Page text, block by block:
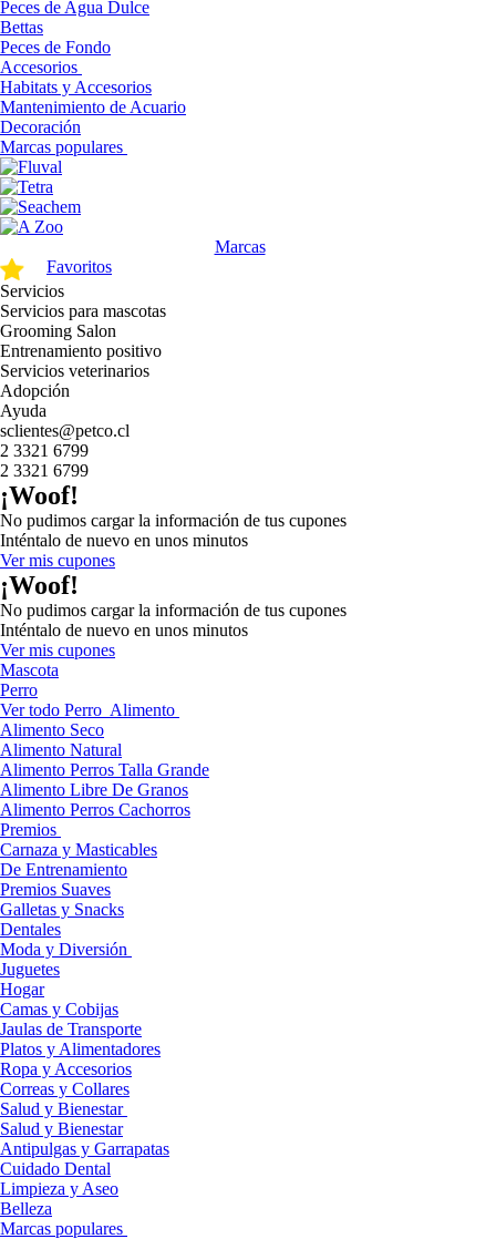
Peces de Agua Dulce
Bettas
Peces de Fondo
Accesorios
Habitats y Accesorios
Mantenimiento de Acuario
Decoración
Marcas populares
Marcas
Favoritos
Servicios
Servicios para mascotas
Grooming Salon
Entrenamiento positivo
Servicios veterinarios
Adopción
Ayuda
sclientes@petco.cl
2 3321 6799
2 3321 6799
¡Woof!
No pudimos cargar la información de tus cupones
Inténtalo de nuevo en unos minutos
Ver mis cupones
¡Woof!
No pudimos cargar la información de tus cupones
Inténtalo de nuevo en unos minutos
Ver mis cupones
Mascota
Perro
Ver todo Perro Alimento
Alimento Seco
Alimento Natural
Alimento Perros Talla Grande
Alimento Libre De Granos
Alimento Perros Cachorros
Premios
Carnaza y Masticables
De Entrenamiento
Premios Suaves
Galletas y Snacks
Dentales
Moda y Diversión
Juguetes
Hogar
Camas y Cobijas
Jaulas de Transporte
Platos y Alimentadores
Ropa y Accesorios
Correas y Collares
Salud y Bienestar
Salud y Bienestar
Antipulgas y Garrapatas
Cuidado Dental
Limpieza y Aseo
Belleza
Marcas populares